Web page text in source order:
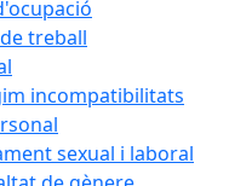
treball
incompatibilitats
sexual i laboral